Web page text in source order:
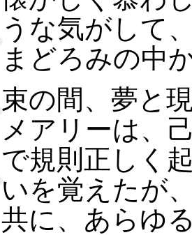
うな気がして
まどろみの中
束の間、夢と
メアリーは、
で規則正しく
いを覚えたが
共に、あらゆ